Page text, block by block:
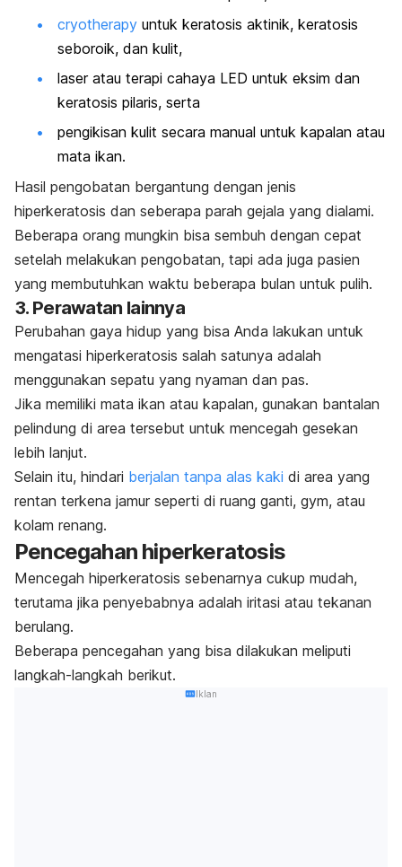
cryotherapy untuk keratosis aktinik, keratosis
seboroik, dan kulit,
laser atau terapi cahaya LED untuk eksim dan
keratosis pilaris, serta
pengikisan kulit secara manual untuk kapalan atau
mata ikan.
Hasil pengobatan bergantung dengan jenis
hiperkeratosis dan seberapa parah gejala yang dialami.
Beberapa orang mungkin bisa sembuh dengan cepat
setelah melakukan pengobatan, tapi ada juga pasien
yang membutuhkan waktu beberapa bulan untuk pulih.
3. Perawatan lainnya
Perubahan gaya hidup yang bisa Anda lakukan untuk
mengatasi hiperkeratosis salah satunya adalah
menggunakan sepatu yang nyaman dan pas.
Jika memiliki mata ikan atau kapalan, gunakan bantalan
pelindung di area tersebut untuk mencegah gesekan
lebih lanjut.
Selain itu, hindari berjalan tanpa alas kaki di area yang
rentan terkena jamur seperti di ruang ganti, gym, atau
kolam renang.
Pencegahan hiperkeratosis
Mencegah hiperkeratosis sebenarnya cukup mudah,
terutama jika penyebabnya adalah iritasi atau tekanan
berulang.
Beberapa pencegahan yang bisa dilakukan meliputi
langkah-langkah berikut.
Iklan